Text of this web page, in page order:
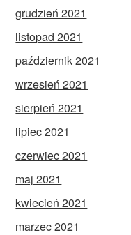
grudzień 2021
listopad 2021
październik 2021
wrzesień 2021
sierpień 2021
lipiec 2021
czerwiec 2021
maj 2021
kwiecień 2021
marzec 2021